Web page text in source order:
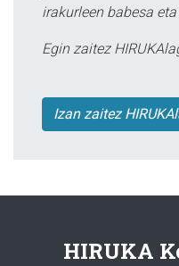
irakurleen babesa
Egin zaitez
Izan zaitez
HIRUKA